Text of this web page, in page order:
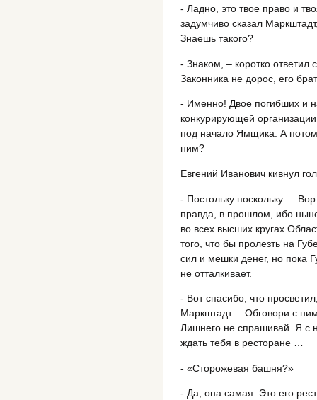
- Ладно, это твое право и
задумчиво сказал
Знаешь такого?
- Знаком, – коротко ответил
Законника не дорос, его
- Именно! Двое погибших и
конкурирующей
под начало Ямщика. А
ним?
Евгений Иванович кивнул
- Постольку поскольку. …Вор
правда, в прошлом, ибо
во всех высших кругах
того, что бы пролезть на
сил и мешки денег, но пока
не отталкивает.
- Вот спасибо, что
Маркштадт. – Обговори с
Лишнего не спрашивай. Я с
ждать тебя в ресторане …
- «Сторожевая башня?»
- Да, она самая. Это его